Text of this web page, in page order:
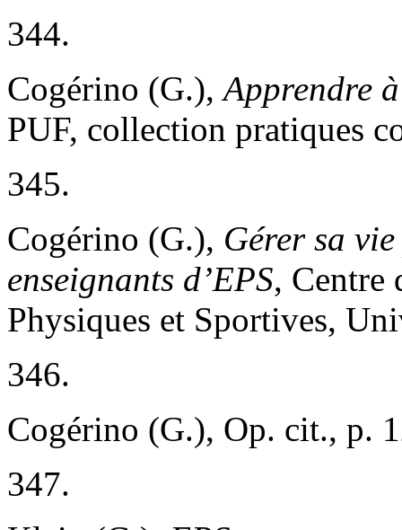
344.
Cogérino (G.),Apprendre
PUF, collection pratiques
345.
Cogérino (G.), Gérer sa
enseignants d’EPS, Centre
Physiques et Sportives,
346.
Cogérino (G.), Op. cit., p.
347.